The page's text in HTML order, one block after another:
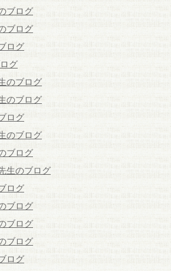
ブログ
ブログ
ログ
グ
のブログ
のブログ
ログ
のブログ
ブログ
生のブログ
ログ
ブログ
ブログ
ブログ
ログ